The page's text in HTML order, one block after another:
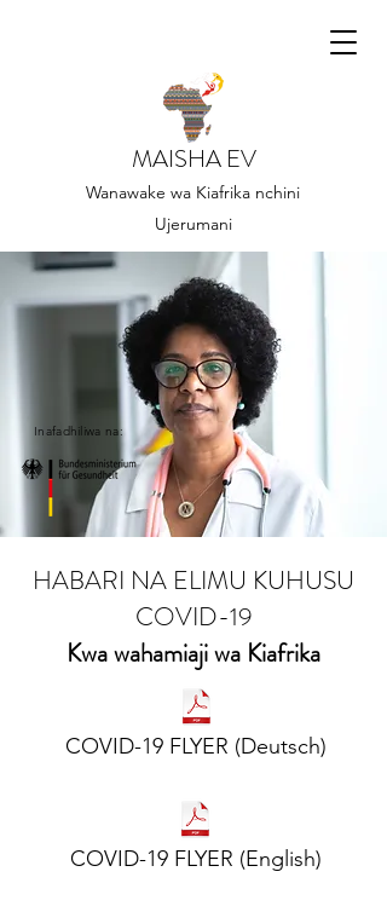
MAISHA EV
Wanawake wa Kiafrika nchini
Ujerumani
Inafadhiliwa na:
HABARI NA ELIMU KUHUSU
COVID-19
Kwa wahamiaji wa Kiafrika
COVID-19 FLYER (Deutsch)
COVID-19 FLYER (English)